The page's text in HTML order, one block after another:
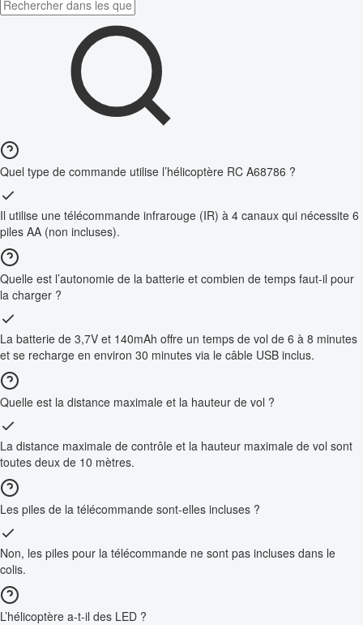
Quel type de commande utilise l’hélicoptère RC A68786 ?
Il utilise une télécommande infrarouge (IR) à 4 canaux qui nécessite 6
piles AA (non incluses).
Quelle est l’autonomie de la batterie et combien de temps faut-il pour
la charger ?
La batterie de 3,7V et 140mAh offre un temps de vol de 6 à 8 minutes
et se recharge en environ 30 minutes via le câble USB inclus.
Quelle est la distance maximale et la hauteur de vol ?
La distance maximale de contrôle et la hauteur maximale de vol sont
toutes deux de 10 mètres.
Les piles de la télécommande sont-elles incluses ?
Non, les piles pour la télécommande ne sont pas incluses dans le
colis.
L’hélicoptère a-t-il des LED ?